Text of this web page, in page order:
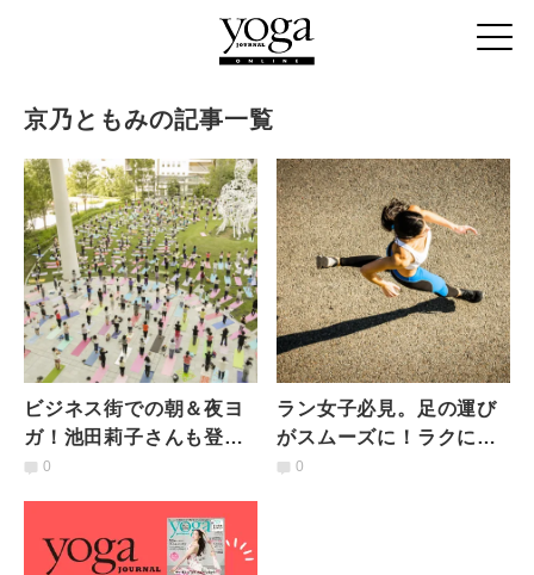
京乃ともみの記事一覧
ビジネス街での朝＆夜ヨ
ガ！池田莉子さんも登場
「TORANOMON HILLS
0
ラン女子必見。足の運び
がスムーズに！ラクに速
く走れるラン前の3ステッ
0